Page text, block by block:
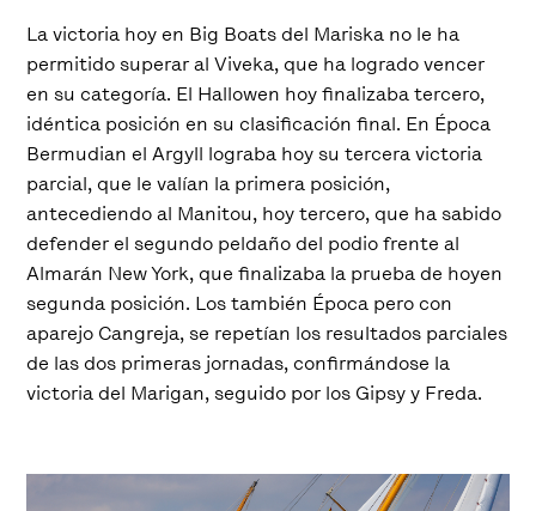
La victoria hoy en Big Boats del Mariska no le ha
permitido superar al Viveka, que ha logrado vencer
en su categoría. El Hallowen hoy finalizaba tercero,
idéntica posición en su clasificación final. En Época
Bermudian el Argyll lograba hoy su tercera victoria
parcial, que le valían la primera posición,
antecediendo al Manitou, hoy tercero, que ha sabido
defender el segundo peldaño del podio frente al
Almarán New York, que finalizaba la prueba de hoyen
segunda posición. Los también Época pero con
aparejo Cangreja, se repetían los resultados parciales
de las dos primeras jornadas, confirmándose la
victoria del Marigan, seguido por los Gipsy y Freda.